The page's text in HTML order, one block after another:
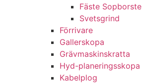
Fäste Sop­borste
Svets­grind
Förrivare
Galler­skopa
Gräv­maskins­kratta
Hyd­-planerings­skopa
Kabel­plog